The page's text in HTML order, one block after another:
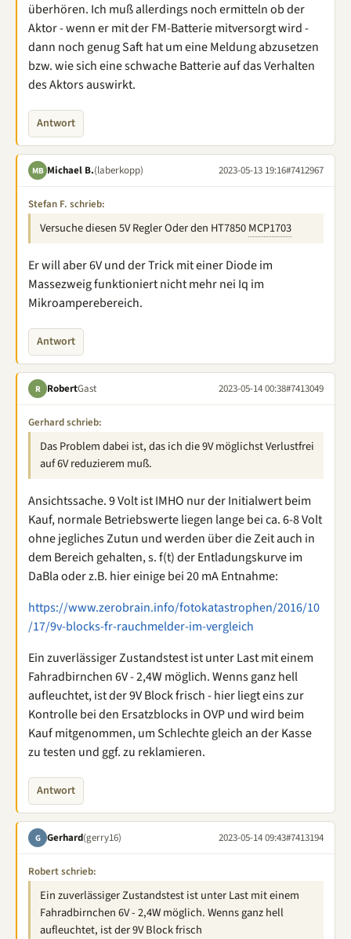
überhören. Ich muß allerdings noch ermitteln ob der
Aktor - wenn er mit der FM-Batterie mitversorgt wird -
dann noch genug Saft hat um eine Meldung abzusetzen
bzw. wie sich eine schwache Batterie auf das Verhalten
des Aktors auswirkt.
Antwort
MB Michael B.(laberkopp) 2023-05-13 19:16#7412967
Stefan F. schrieb:
Versuche diesen 5V Regler Oder den HT7850MCP1703
Er will aber 6V und der Trick mit einer Diode im
Massezweig funktioniert nicht mehr nei Iq im
Mikroamperebereich.
Antwort
R RobertGast 2023-05-14 00:38#7413049
Gerhard schrieb:
Das Problem dabei ist, das ich die 9V möglichst Verlustfrei
auf 6V reduzierem muß.
Ansichtssache. 9 Volt ist IMHO nur der Initialwert beim
Kauf, normale Betriebswerte liegen lange bei ca. 6-8 Volt
ohne jegliches Zutun und werden über die Zeit auch in
dem Bereich gehalten, s. f(t) der Entladungskurve im
DaBla oder z.B. hier einige bei 20 mA Entnahme:
https://www.zerobrain.info/fotokatastrophen/2016/10
/17/9v-blocks-fr-rauchmelder-im-vergleich
Ein zuverlässiger Zustandstest ist unter Last mit einem
Fahradbirnchen 6V - 2,4W möglich. Wenns ganz hell
aufleuchtet, ist der 9V Block frisch - hier liegt eins zur
Kontrolle bei den Ersatzblocks in OVP und wird beim
Kauf mitgenommen, um Schlechte gleich an der Kasse
zu testen und ggf. zu reklamieren.
Antwort
G Gerhard(gerry16) 2023-05-14 09:43#7413194
Robert schrieb:
Ein zuverlässiger Zustandstest ist unter Last mit einem
Fahradbirnchen 6V - 2,4W möglich. Wenns ganz hell
aufleuchtet, ist der 9V Block frisch